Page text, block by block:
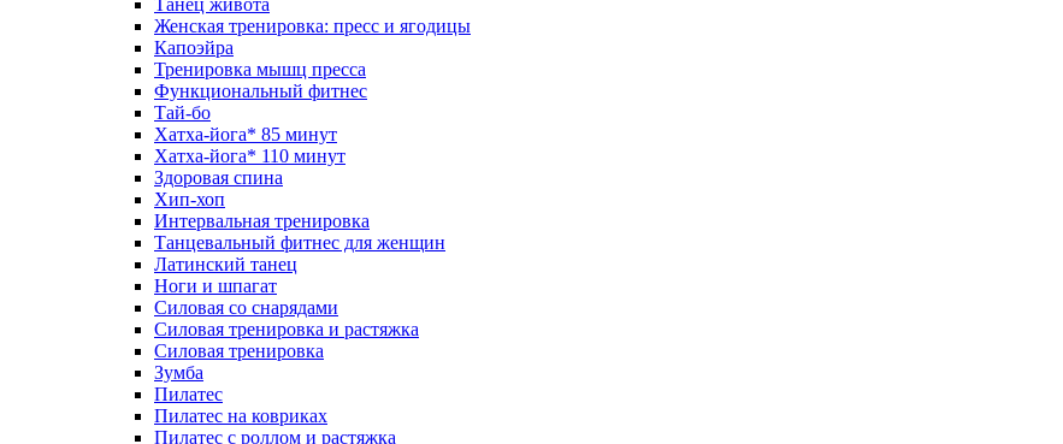
Женская тренировка: пресс и ягодицы
Капоэйра
Тренировка мышц пресса
Функциональный фитнес
Тай-бо
Хатха-йога* 85 минут
Хатха-йога* 110 минут
Здоровая спина
Хип-хоп
Интервальная тренировка
Танцевальный фитнес для женщин
Латинский танец
Ноги и шпагат
Силовая со снарядами
Силовая тренировка и растяжка
Силовая тренировка
Зумба
Пилатес
Пилатес на ковриках
Пилатес с роллом и растяжка